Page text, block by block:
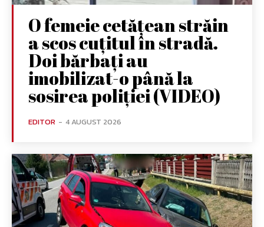
O femeie cetățean străin
a scos cuțitul în stradă.
Doi bărbați au
imobilizat-o până la
sosirea poliției (VIDEO)
EDITOR - 4 AUGUST 2026